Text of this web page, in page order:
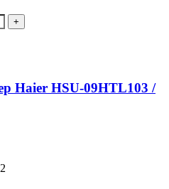
Haier HSU-09HTL103 /